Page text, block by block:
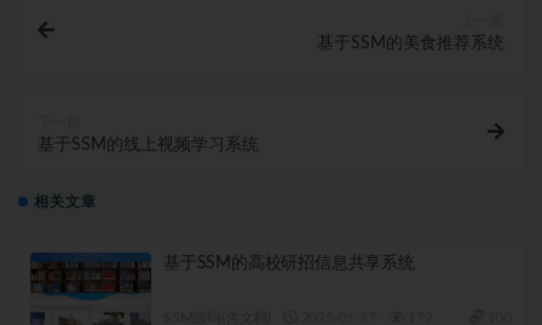
基于SSM的美食推荐系统
基于SSM的线上视频学习系统
相关文章
基于SSM的高校研招信息共享系统